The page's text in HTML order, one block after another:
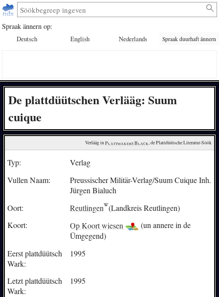
Spraak ännern op:
Deutsch English Nederlands Spraak duurhaft ännern
De plattdüütschen Verlääg: Suum
cuique
Verlääg in Plattmakers Black, de Plattdüütsche Literatur-Söök
Typ:
Verlag
Vullen Naam:
Preussischer Militär-Verlag/Suum Cuique Inh.
Jürgen Bialuch
Oort:
Reutlingen (Landkreis Reutlingen)
Koort:
Op Koort wiesen
(un annere in de
Ümgegend)
Eerst plattdüütsch
Wark:
1995
Letzt plattdüütsch
Wark:
1995